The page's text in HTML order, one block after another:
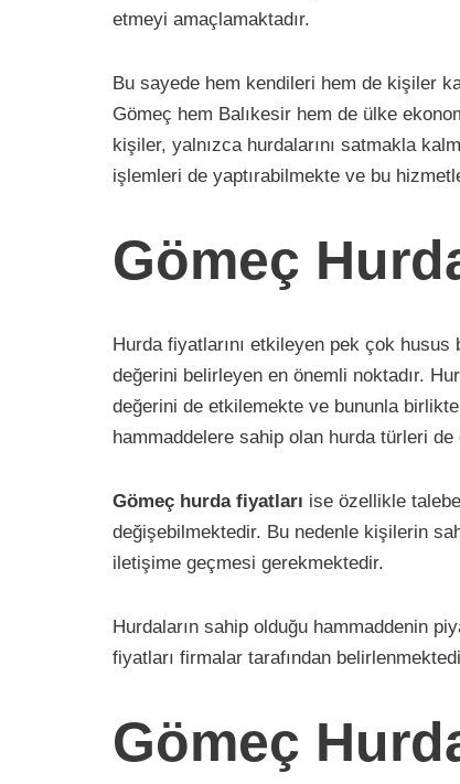
etmeyi amaçlamaktadır.
Bu sayede hem kendileri hem de kişiler
Gömeç hem Balıkesir hem de ülke
kişiler, yalnızca hurdalarını satmakla
işlemleri de yaptırabilmekte ve bu
Gömeç
Hurda fiyatlarını etkileyen pek çok husus
değerini belirleyen en önemli noktadır.
değerini de etkilemekte ve bununla
hammaddelere sahip olan hurda türleri
Gömeç hurda fiyatları ise özellikle
değişebilmektedir. Bu nedenle kişilerin
iletişime geçmesi gerekmektedir.
Hurdaların sahip olduğu hammaddenin
fiyatları firmalar tarafından
Gömeç